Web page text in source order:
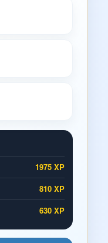
1975 XP
810 XP
630 XP